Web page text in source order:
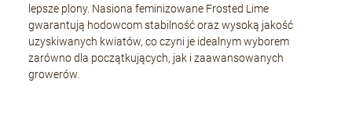
lepsze plony. Nasiona feminizowane Frosted Lime
gwarantują hodowcom stabilność oraz wysoką jakość
uzyskiwanych kwiatów, co czyni je idealnym wyborem
zarówno dla początkujących, jak i zaawansowanych
growerów.